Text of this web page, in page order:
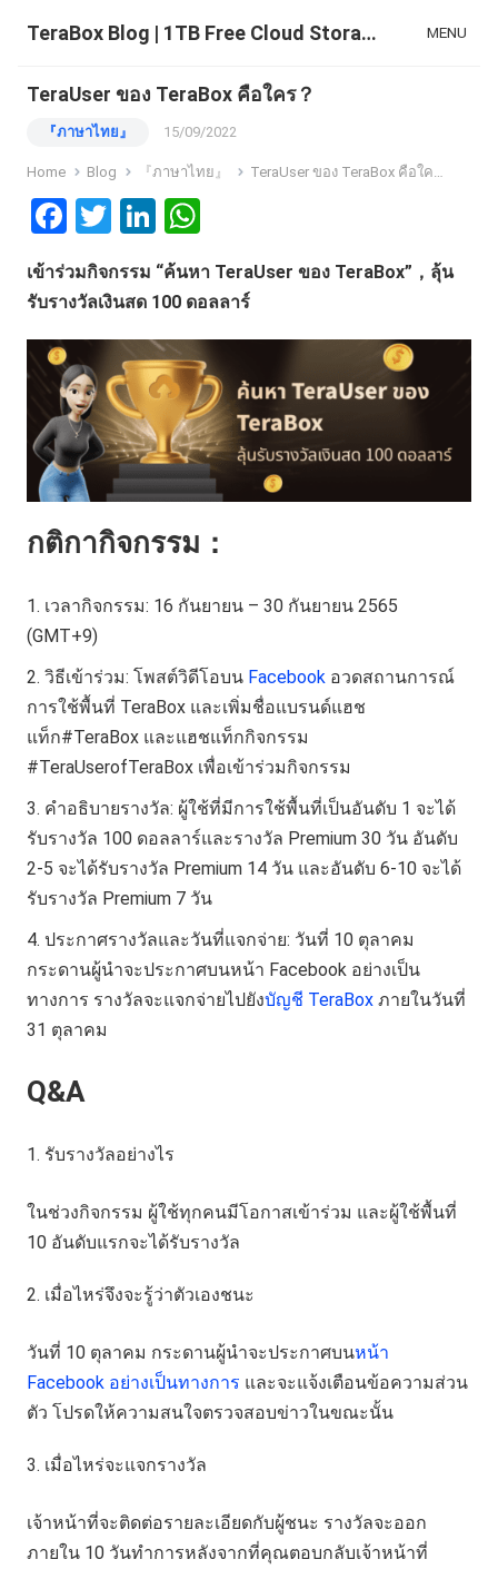
TeraBox Blog | 1TB Free Cloud Storage & All-in-One AI Space MENU
TeraUser ของ TeraBox คือใคร？
『ภาษาไทย』 15/09/2022
Home Blog 『ภาษาไทย』 TeraUser ของ TeraBox คือใคร？
F
ce
b
o
o
k
T
tt
er
Li
n
ke
dI
n
at
s
A
p
p
เข้าร่วมกิจกรรม “ค้นหา TeraUser ของ TeraBox”，ลุ้น
รับรางวัลเงินสด 100 ดอลลาร์
กติกากิจกรรม：
เวลากิจกรรม: 16 กันยายน – 30 กันยายน 2565
(GMT+9)
วิธีเข้าร่วม: โพสต์วิดีโอบน Facebook อวดสถานการณ์
การใช้พื้นที่ TeraBox และเพิ่มชื่อแบรนด์แฮช
แท็ก#TeraBox และแฮชแท็กกิจกรรม
#TeraUserofTeraBox เพื่อเข้าร่วมกิจกรรม
คำอธิบายรางวัล: ผู้ใช้ที่มีการใช้พื้นที่เป็นอันดับ 1 จะได้
รับรางวัล 100 ดอลลาร์และรางวัล Premium 30 วัน อันดับ
2-5 จะได้รับรางวัล Premium 14 วัน และอันดับ 6-10 จะได้
รับรางวัล Premium 7 วัน
ประกาศรางวัลและวันที่แจกจ่าย: วันที่ 10 ตุลาคม
กระดานผู้นำจะประกาศบนหน้า Facebook อย่างเป็น
ทางการ รางวัลจะแจกจ่ายไปยังบัญชี TeraBox ภายในวันที่
31 ตุลาคม
Q&A
รับรางวัลอย่างไร
ในช่วงกิจกรรม ผู้ใช้ทุกคนมีโอกาสเข้าร่วม และผู้ใช้พื้นที่
10 อันดับแรกจะได้รับรางวัล
เมื่อไหร่จึงจะรู้ว่าตัวเองชนะ
วันที่ 10 ตุลาคม กระดานผู้นำจะประกาศบนหน้า
Facebook อย่างเป็นทางการ และจะแจ้งเตือนข้อความส่วน
ตัว โปรดให้ความสนใจตรวจสอบข่าวในขณะนั้น
เมื่อไหร่จะแจกรางวัล
เจ้าหน้าที่จะติดต่อรายละเอียดกับผู้ชนะ รางวัลจะออก
ภายใน 10 วันทำการหลังจากที่คุณตอบกลับเจ้าหน้าที่